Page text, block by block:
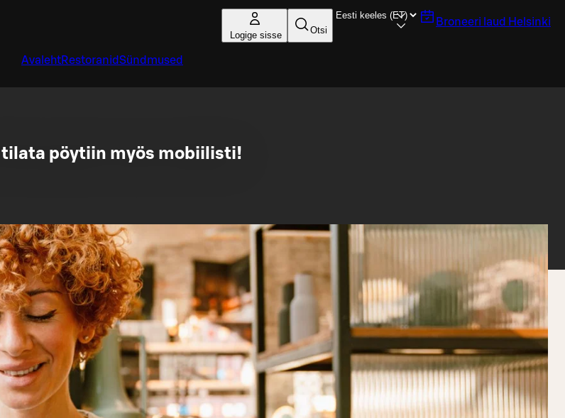
Logige sisse Otsi
Broneeri laud Helsinki
AvalehtRestoranidSündmused
tilata pöytiin myös mobiilisti!